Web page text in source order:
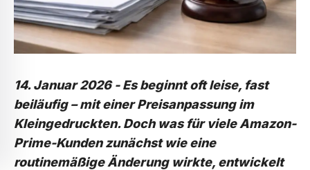
14. Januar 2026 -Es beginnt oft leise, fast
beiläufig – mit einer Preisanpassung im
Kleingedruckten.Doch was für viele Amazon-
Prime-Kunden zunächst wie eine
routinemäßige Änderung wirkte, entwickelt